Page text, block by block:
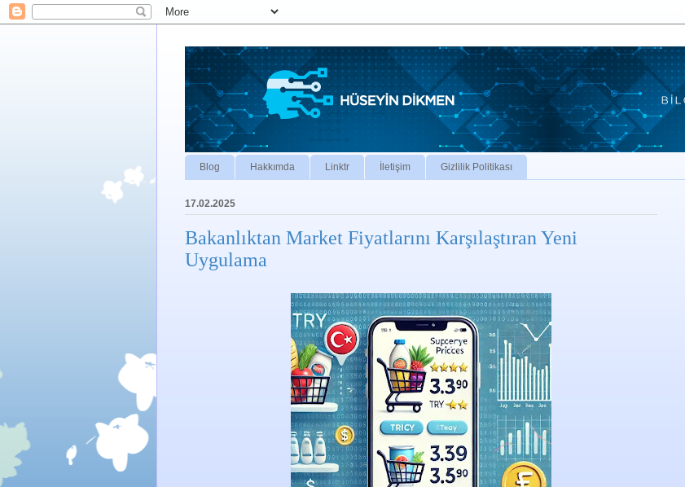
Blog Hakkımda Linktr İletişim Gizlilik Politikası
17.02.2025
Bakanlıktan Market Fiyatlarını Karşılaştıran Yeni
Uygulama